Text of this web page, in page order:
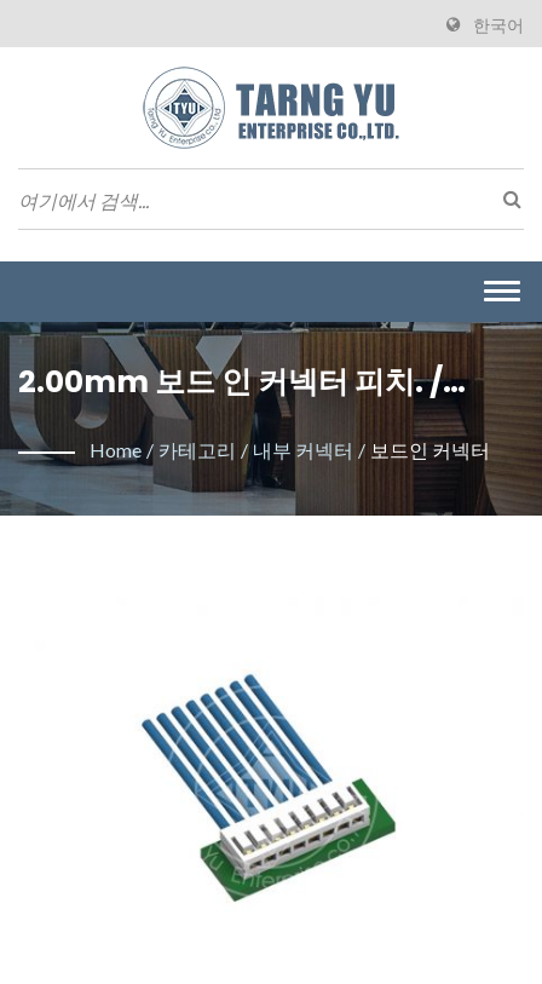
한국어
2.00mm 보드 인 커넥터 피치. /
Tarng Yu Enterprise Co., Ltd.는
와이어 투 보드 커넥터를 제조하는 전
문 제조업체입니다.
Home / 카테고리 / 내부 커넥터 / 보드인 커넥터